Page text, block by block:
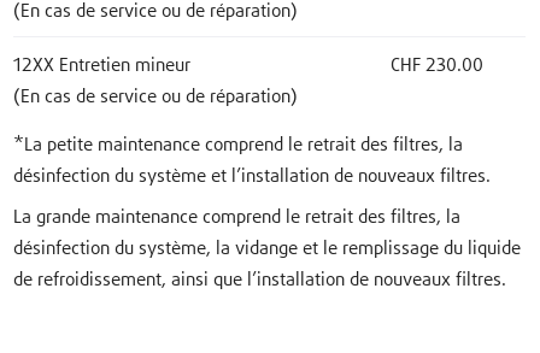
(En cas de service ou de réparation)
12XX Entretien mineur
(En cas de service ou de réparation)
CHF 230.00
*La petite maintenance comprend le retrait des filtres, la
désinfection du système et l’installation de nouveaux filtres.
La grande maintenance comprend le retrait des filtres, la
désinfection du système, la vidange et le remplissage du liquide
de refroidissement, ainsi que l’installation de nouveaux filtres.